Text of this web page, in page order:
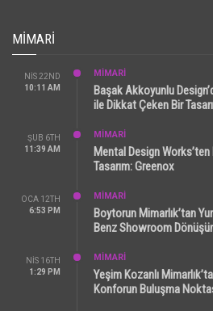
MIMARI
NIS 22ND
10:11 AM
MİMARİ
Başak Akkoyunlu
ile Dikkat Çeken Bir
ŞUB 6TH
11:39 AM
MİMARİ
Mental Design
Tasarım: Greenox
OCA 12TH
6:53 PM
MİMARİ
Boytorun Mimarlık’tan
Benz Showroom
NIS 16TH
1:29 PM
MİMARİ
Yeşim Kozanlı
Konforun Buluşma